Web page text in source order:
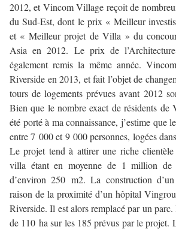
2012, et Vincom Village reçoit de
du Sud-Est, dont le prix « Meilleur
et « Meilleur projet de Villa » du
Asia en 2012. Le prix de
également remis la même année.
Riverside en 2013, et fait l’objet de
tours de logements prévues avant 2012
Bien que le nombre exact de résidents de
été porté à ma connaissance, j’estime que
entre 7 000 et 9 000 personnes, logées
Le projet tend à attirer une riche
villa étant en moyenne de 1 million de
d’environ 250 m2. La construction
raison de la proximité d’un hôpital
Riverside. Il est alors remplacé par un
de 110 ha sur les 185 prévus par le projet.